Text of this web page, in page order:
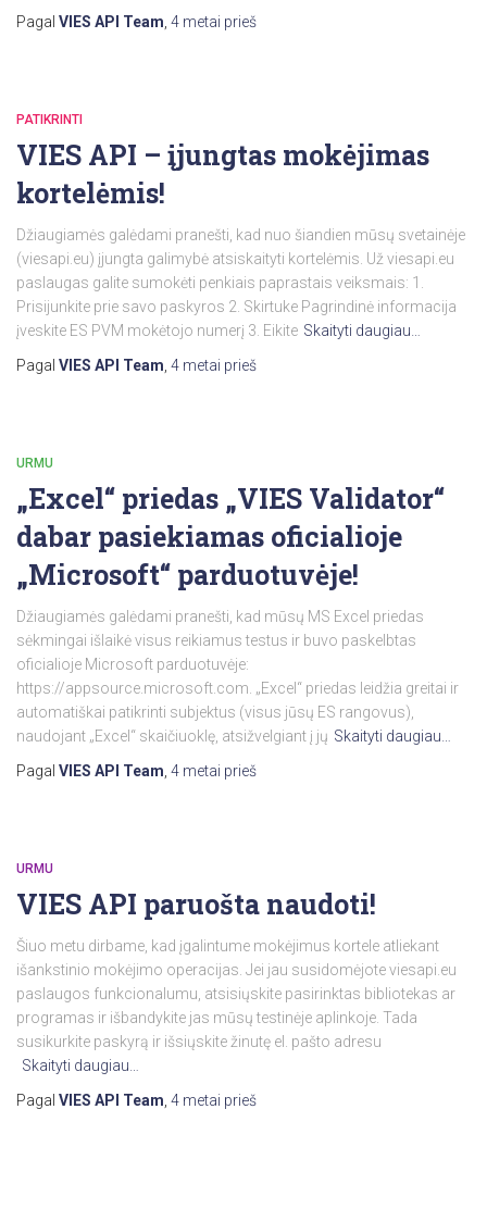
Pagal VIES API Team 4 metai prieš
PATIKRINTI
VIES API – įjungtas mokėjimas
kortelėmis!
Džiaugiamės galėdami pranešti, kad nuo šiandien mūsų svetainėje
(viesapi.eu) įjungta galimybė atsiskaityti kortelėmis. Už viesapi.eu
paslaugas galite sumokėti penkiais paprastais veiksmais: 1.
Prisijunkite prie savo paskyros 2. Skirtuke Pagrindinė informacija
įveskite ES PVM mokėtojo numerį 3. Eikite Skaityti daugiau…
Pagal VIES API Team 4 metai prieš
URMU
„Excel“ priedas „VIES Validator“
dabar pasiekiamas oficialioje
„Microsoft“ parduotuvėje!
Džiaugiamės galėdami pranešti, kad mūsų MS Excel priedas
sėkmingai išlaikė visus reikiamus testus ir buvo paskelbtas
oficialioje Microsoft parduotuvėje:
https://appsource.microsoft.com. „Excel“ priedas leidžia greitai ir
automatiškai patikrinti subjektus (visus jūsų ES rangovus),
naudojant „Excel“ skaičiuoklę, atsižvelgiant į jų Skaityti daugiau…
Pagal VIES API Team 4 metai prieš
URMU
VIES API paruošta naudoti!
Šiuo metu dirbame, kad įgalintume mokėjimus kortele atliekant
išankstinio mokėjimo operacijas. Jei jau susidomėjote viesapi.eu
paslaugos funkcionalumu, atsisiųskite pasirinktas bibliotekas ar
programas ir išbandykite jas mūsų testinėje aplinkoje. Tada
susikurkite paskyrą ir išsiųskite žinutę el. pašto adresu
Skaityti daugiau…
Pagal VIES API Team 4 metai prieš